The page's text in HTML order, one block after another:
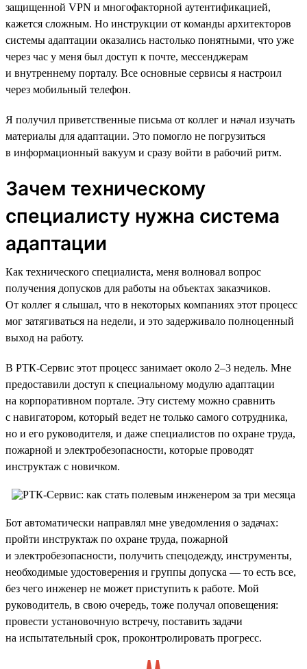
защищенной VPN и многофакторной аутентификацией,
кажется сложным. Но инструкции от команды архитекторов
системы адаптации оказались настолько понятными, что уже
через час у меня был доступ к почте, мессенджерам
и внутреннему порталу. Все основные сервисы я настроил
через мобильный телефон.
Я получил приветственные письма от коллег и начал изучать
материалы для адаптации. Это помогло не погрузиться
в информационный вакуум и сразу войти в рабочий ритм.
Зачем техническому
специалисту нужна система
адаптации
Как технического специалиста, меня волновал вопрос
получения допусков для работы на объектах заказчиков.
От коллег я слышал, что в некоторых компаниях этот процесс
мог затягиваться на недели, и это задерживало полноценный
выход на работу.
В РТК-Сервис этот процесс занимает около 2–3 недель. Мне
предоставили доступ к специальному модулю адаптации
на корпоративном портале. Эту систему можно сравнить
с навигатором, который ведет не только самого сотрудника,
но и его руководителя, и даже специалистов по охране труда,
пожарной и электробезопасности, которые проводят
инструктаж с новичком.
Бот автоматически направлял мне уведомления о задачах:
пройти инструктаж по охране труда, пожарной
и электробезопасности, получить спецодежду, инструменты,
необходимые удостоверения и группы допуска — то есть все,
без чего инженер не может приступить к работе. Мой
руководитель, в свою очередь, тоже получал оповещения:
провести установочную встречу, поставить задачи
на испытательный срок, проконтролировать прогресс.